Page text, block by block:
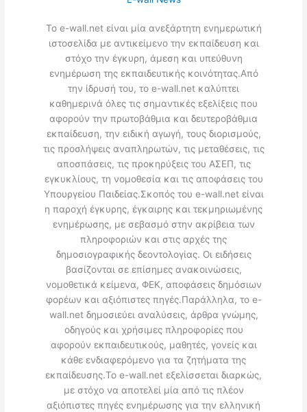
Το e-wall.net είναι μία ανεξάρτητη ενημερωτική
ιστοσελίδα με αντικείμενο την εκπαίδευση και
στόχο την έγκυρη, άμεση και υπεύθυνη
ενημέρωση της εκπαιδευτικής κοινότητας.Από
την ίδρυσή του, το e-wall.net καλύπτει
καθημερινά όλες τις σημαντικές εξελίξεις που
αφορούν την πρωτοβάθμια και δευτεροβάθμια
εκπαίδευση, την ειδική αγωγή, τους διορισμούς,
τις προσλήψεις αναπληρωτών, τις μεταθέσεις, τις
αποσπάσεις, τις προκηρύξεις του ΑΣΕΠ, τις
εγκυκλίους, τη νομοθεσία και τις αποφάσεις του
Υπουργείου Παιδείας.Σκοπός του e-wall.net είναι
η παροχή έγκυρης, έγκαιρης και τεκμηριωμένης
ενημέρωσης, με σεβασμό στην ακρίβεια των
πληροφοριών και στις αρχές της
δημοσιογραφικής δεοντολογίας. Οι ειδήσεις
βασίζονται σε επίσημες ανακοινώσεις,
νομοθετικά κείμενα, ΦΕΚ, αποφάσεις δημόσιων
φορέων και αξιόπιστες πηγές.Παράλληλα, το e-
wall.net δημοσιεύει αναλύσεις, άρθρα γνώμης,
οδηγούς και χρήσιμες πληροφορίες που
αφορούν εκπαιδευτικούς, μαθητές, γονείς και
κάθε ενδιαφερόμενο για τα ζητήματα της
εκπαίδευσης.Το e-wall.net εξελίσσεται διαρκώς,
με στόχο να αποτελεί μία από τις πλέον
αξιόπιστες πηγές ενημέρωσης για την ελληνική